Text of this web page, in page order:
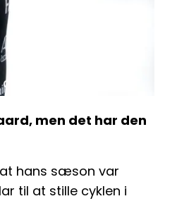
men det har den
hans sæson var
til at stille cyklen i